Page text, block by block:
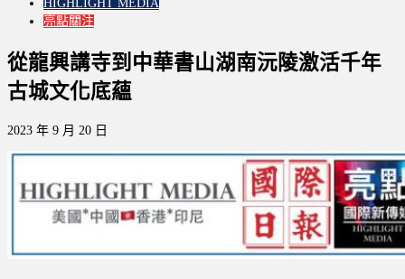
HIGHLIGHT MEDIA
亮點關注
從龍興講寺到中華書山湖南沅陵激活千年
古城文化底蘊
2023 年 9 月 20 日